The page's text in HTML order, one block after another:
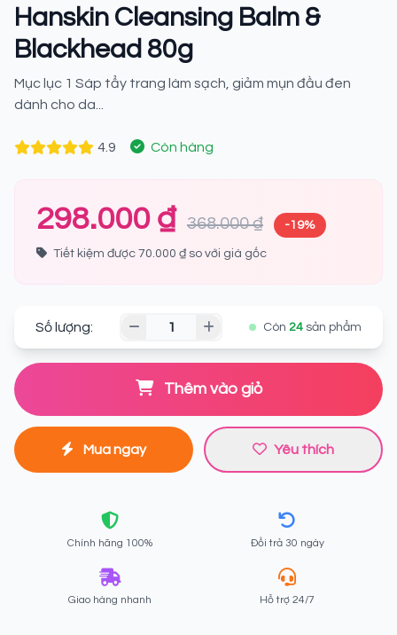
Hanskin Cleansing Balm &
Blackhead 80g
Mục lục 1 Sáp tẩy trang làm sạch, giảm mụn đầu đen
dành cho da...
4.9 Còn hàng
298.000 ₫ 368.000 ₫ -19%
Tiết kiệm được 70.000 ₫ so với giá gốc
Số lượng: Còn 24 sản phẩm
Thêm vào giỏ
Mua ngay Yêu thích
Chính hãng 100% Đổi trả 30 ngày
Giao hàng nhanh Hỗ trợ 24/7